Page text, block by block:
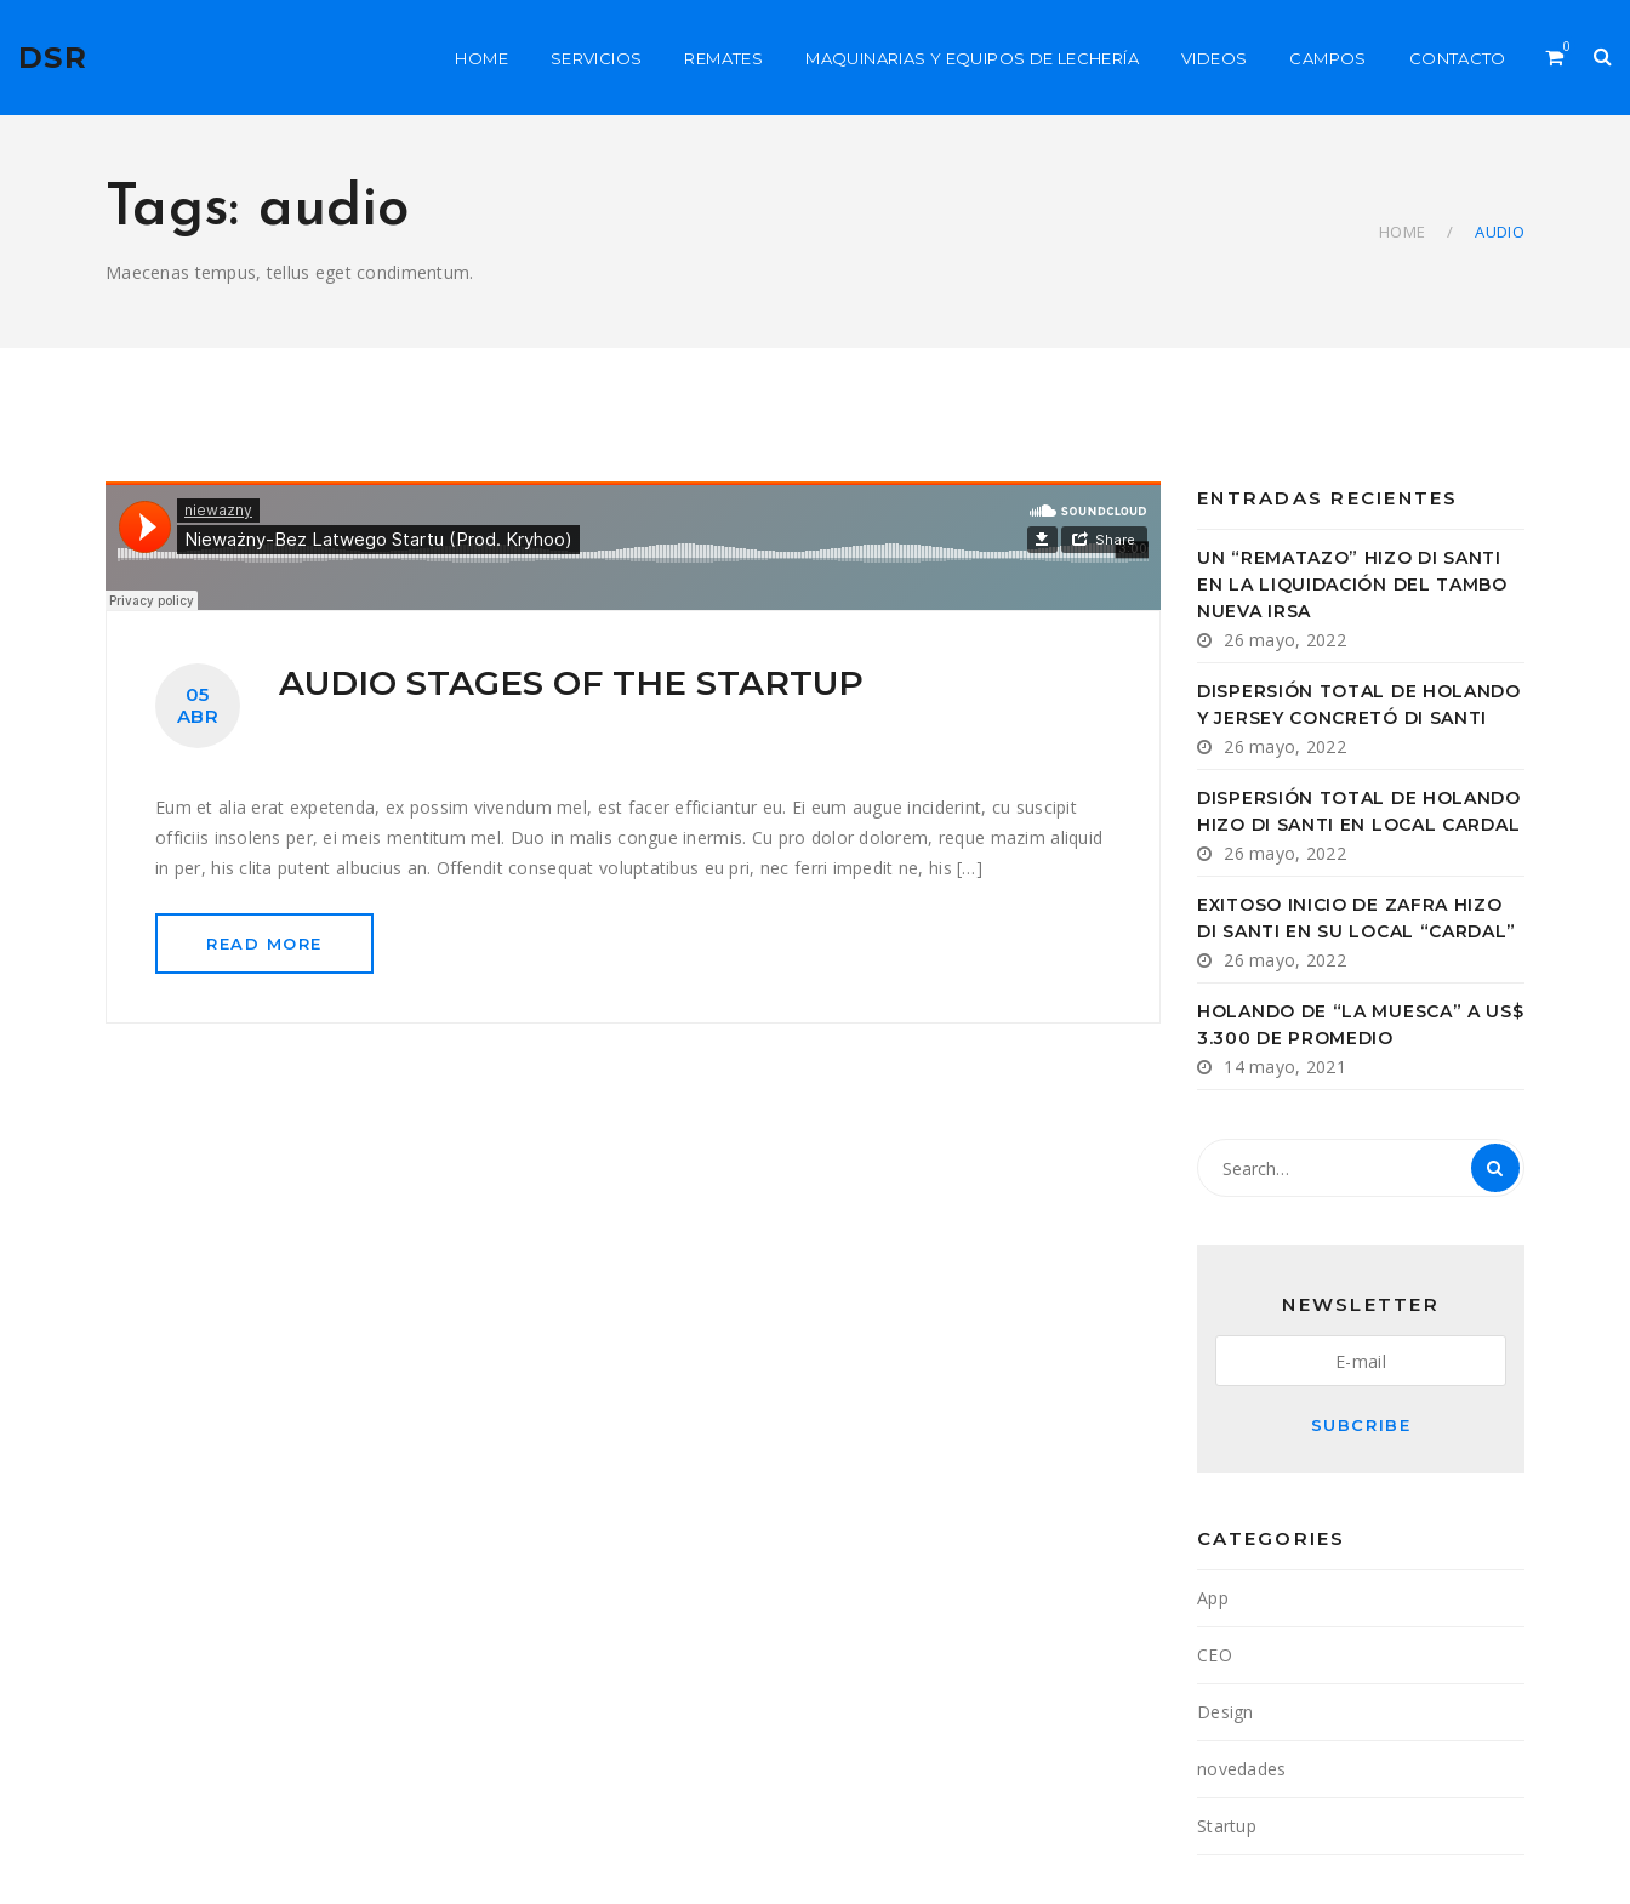
DSR HOME SERVICIOS REMATES MAQUINARIAS Y EQUIPOS DE LECHERÍA VIDEOS CAMPOS CONTACTO
0
Tags: audio
Maecenas tempus, tellus eget condimentum.
HOME AUDIO
05
ABR
AUDIO STAGES OF THE STARTUP
Eum et alia erat expetenda, ex possim vivendum mel, est facer efficiantur eu. Ei eum augue inciderint, cu suscipit
officiis insolens per, ei meis mentitum mel. Duo in malis congue inermis. Cu pro dolor dolorem, reque mazim aliquid
in per, his clita putent albucius an. Offendit consequat voluptatibus eu pri, nec ferri impedit ne, his […]
READ MORE
ENTRADAS RECIENTES
UN “REMATAZO” HIZO DI SANTI
EN LA LIQUIDACIÓN DEL TAMBO
NUEVA IRSA
26 mayo, 2022
DISPERSIÓN TOTAL DE HOLANDO
Y JERSEY CONCRETÓ DI SANTI
26 mayo, 2022
DISPERSIÓN TOTAL DE HOLANDO
HIZO DI SANTI EN LOCAL CARDAL
26 mayo, 2022
EXITOSO INICIO DE ZAFRA HIZO
DI SANTI EN SU LOCAL “CARDAL”
26 mayo, 2022
HOLANDO DE “LA MUESCA” A US$
3.300 DE PROMEDIO
14 mayo, 2021
NEWSLETTER
SUBCRIBE
CATEGORIES
App
CEO
Design
novedades
Startup